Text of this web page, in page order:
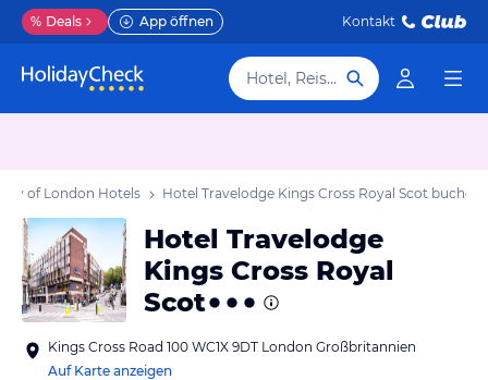
% Deals App öffnen Kontakt
Hotel, Reiseziel
of London Hotels Hotel Travelodge Kings Cross Royal Scot buchen
Hotel Travelodge
Kings Cross Royal
Scot
Kings Cross Road 100 WC1X 9DT London Großbritannien
Auf Karte anzeigen